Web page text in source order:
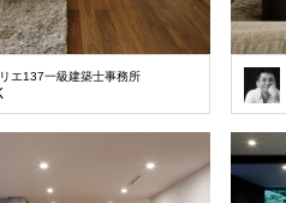
エ137一級建築士事務所